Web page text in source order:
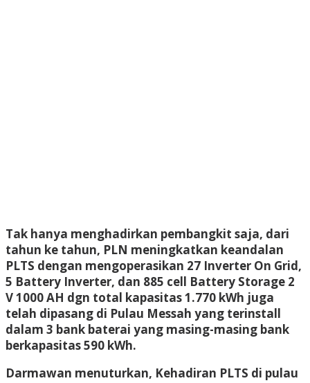
Tak hanya menghadirkan pembangkit saja, dari
tahun ke tahun, PLN meningkatkan keandalan
PLTS dengan mengoperasikan 27 Inverter On Grid,
5 Battery Inverter, dan 885 cell Battery Storage 2
V 1000 AH dgn total kapasitas 1.770 kWh juga
telah dipasang di Pulau Messah yang terinstall
dalam 3 bank baterai yang masing-masing bank
berkapasitas 590 kWh.
Darmawan menuturkan, Kehadiran PLTS di pulau